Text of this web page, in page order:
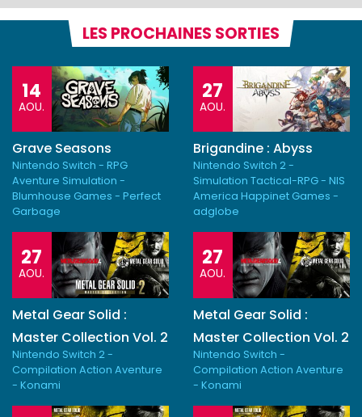
LES PROCHAINES SORTIES
14
AOU.
Grave Seasons
Nintendo Switch - RPG
Aventure Simulation -
Blumhouse Games - Perfect
Garbage
27
AOU.
Brigandine : Abyss
Nintendo Switch 2 -
Simulation Tactical-RPG - NIS
America Happinet Games -
adglobe
27
AOU.
Metal Gear Solid :
Master Collection Vol. 2
Nintendo Switch 2 -
Compilation Action Aventure
- Konami
27
AOU.
Metal Gear Solid :
Master Collection Vol. 2
Nintendo Switch -
Compilation Action Aventure
- Konami